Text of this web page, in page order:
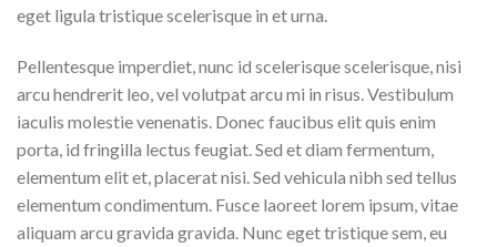
eget ligula tristique scelerisque in et urna.
Pellentesque imperdiet, nunc id scelerisque scelerisque, nisi
arcu hendrerit leo, vel volutpat arcu mi in risus. Vestibulum
iaculis molestie venenatis. Donec faucibus elit quis enim
porta, id fringilla lectus feugiat. Sed et diam fermentum,
elementum elit et, placerat nisi. Sed vehicula nibh sed tellus
elementum condimentum. Fusce laoreet lorem ipsum, vitae
aliquam arcu gravida gravida. Nunc eget tristique sem, eu